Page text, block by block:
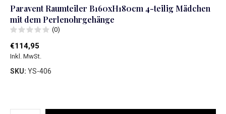
Paravent Raumteiler B160xH180cm 4-teilig Mädchen
mit dem Perlenohrgehänge
(0)
€114,95
Inkl. MwSt.
SKU: YS-406